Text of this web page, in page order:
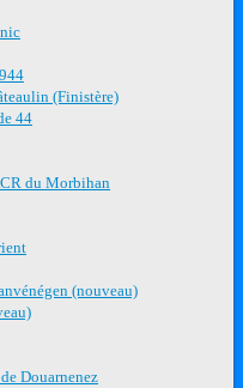
(Finistère)
44
du Morbihan
(nouveau)
Douarnenez